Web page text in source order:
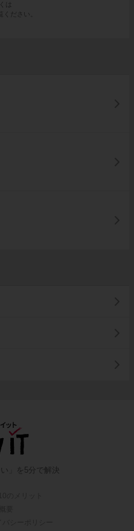
は
ください。
」を5分で解決